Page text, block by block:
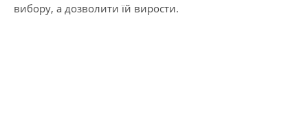
вибору, а дозволити їй вирости.